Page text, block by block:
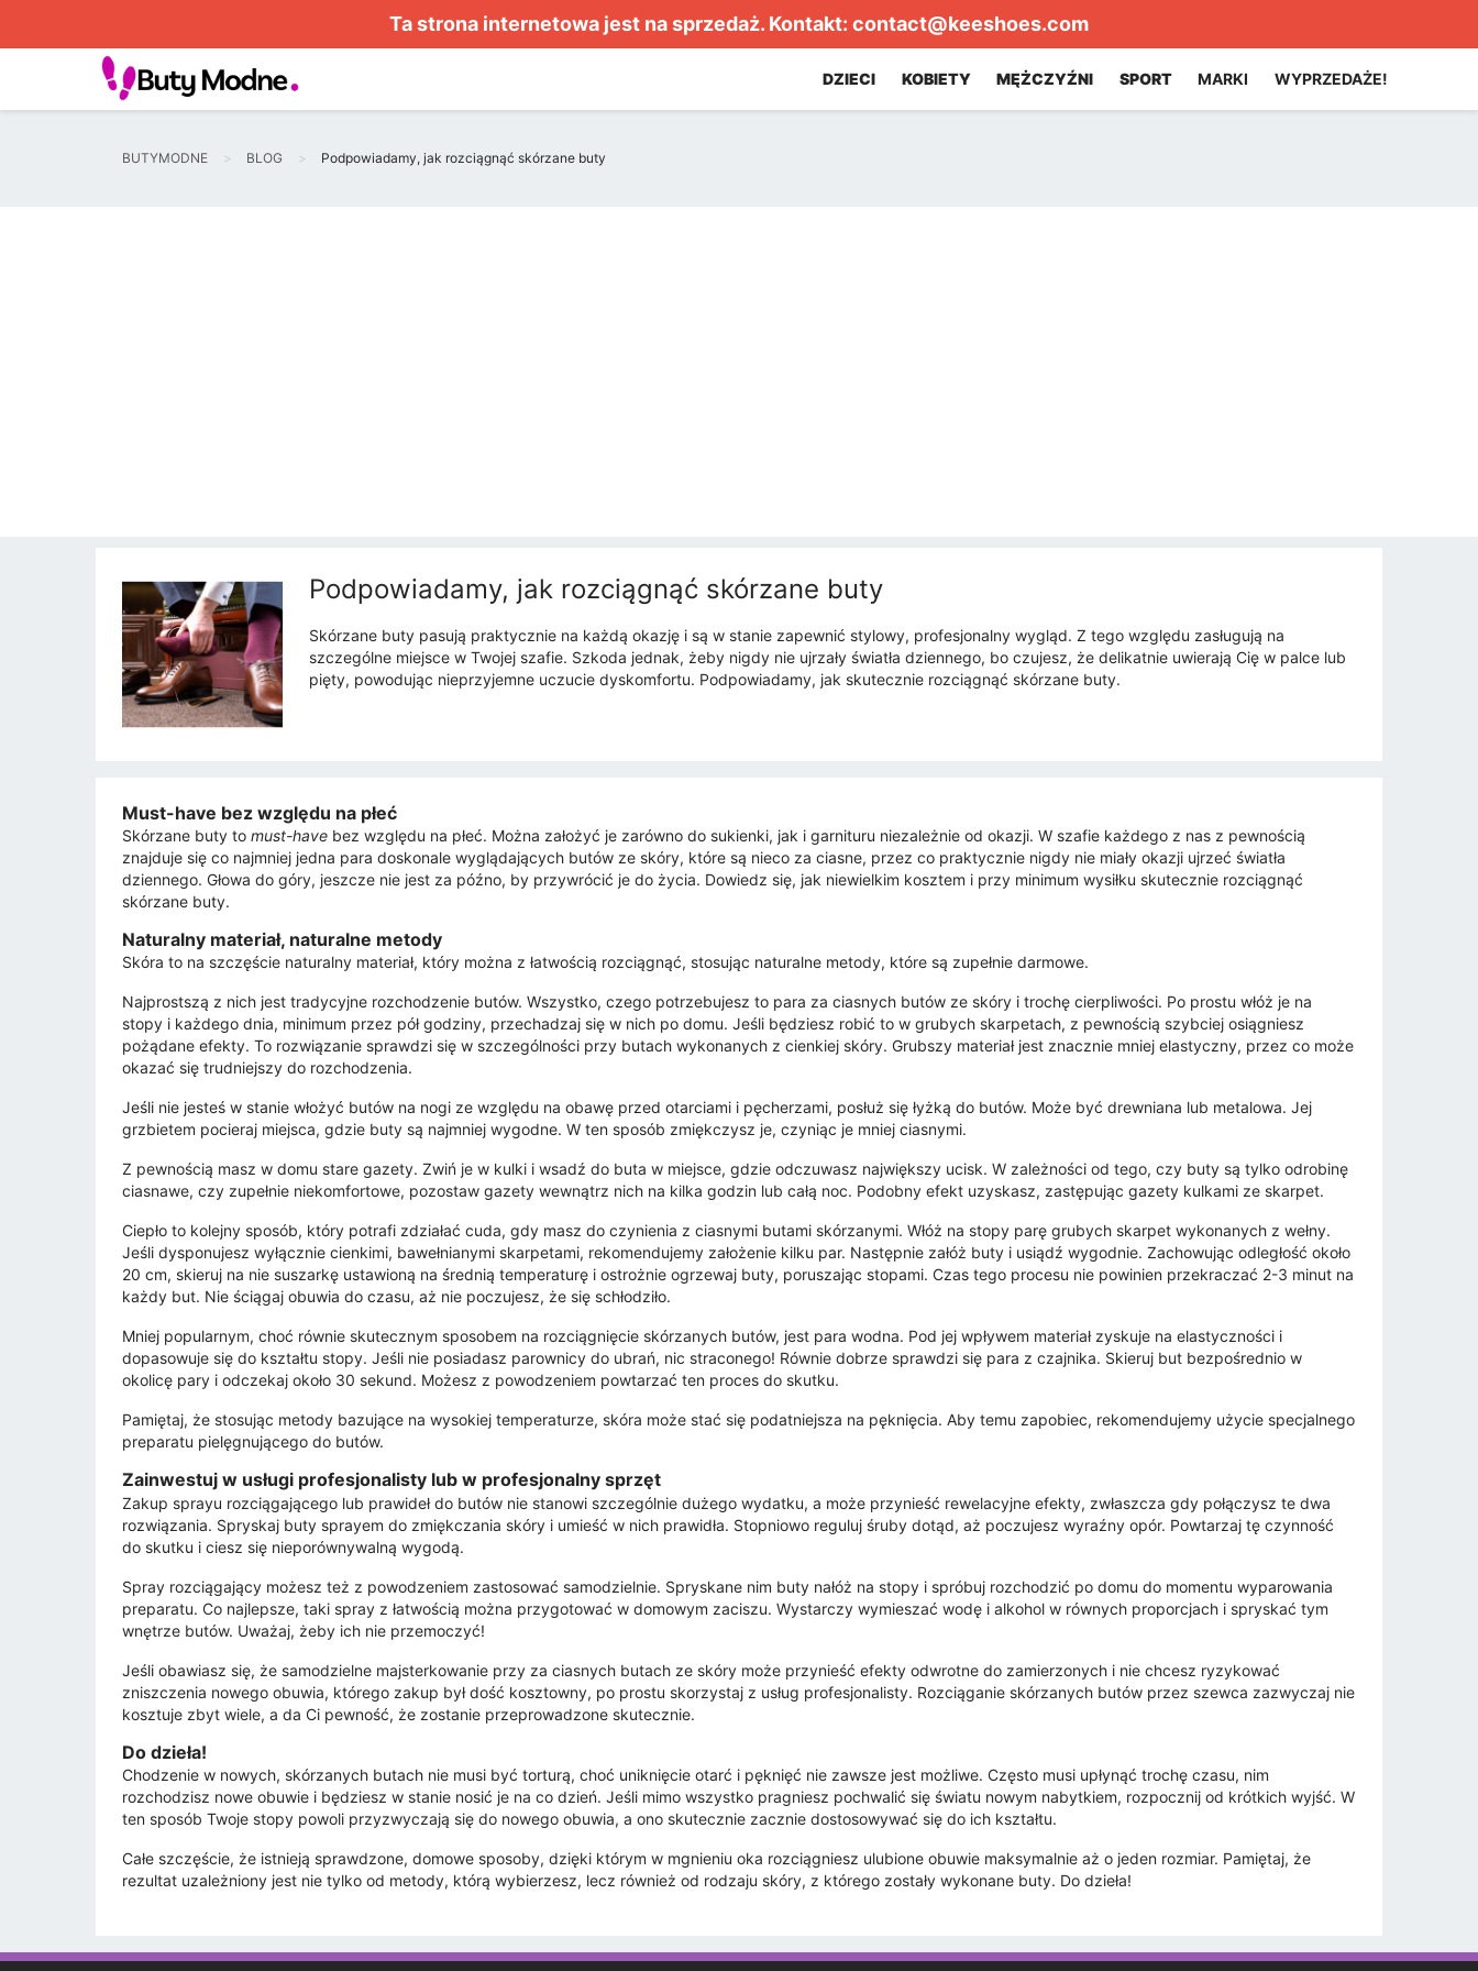
Ta strona internetowa jest na sprzedaż. Kontakt: contact@keeshoes.com
DZIECI KOBIETY MĘŻCZYŹNI SPORT MARKI WYPRZEDAŻE!
BUTYMODNE BLOG Podpowiadamy, jak rozciągnąć skórzane buty
Podpowiadamy, jak rozciągnąć skórzane buty
Skórzane buty pasują praktycznie na każdą okazję i są w stanie zapewnić stylowy, profesjonalny wygląd. Z tego względu zasługują na
szczególne miejsce w Twojej szafie. Szkoda jednak, żeby nigdy nie ujrzały światła dziennego, bo czujesz, że delikatnie uwierają Cię w palce lub
pięty, powodując nieprzyjemne uczucie dyskomfortu. Podpowiadamy, jak skutecznie rozciągnąć skórzane buty.
Must-have bez względu na płeć
Skórzane buty to must-have bez względu na płeć. Można założyć je zarówno do sukienki, jak i garnituru niezależnie od okazji. W szafie każdego z nas z pewnością
znajduje się co najmniej jedna para doskonale wyglądających butów ze skóry, które są nieco za ciasne, przez co praktycznie nigdy nie miały okazji ujrzeć światła
dziennego. Głowa do góry, jeszcze nie jest za późno, by przywrócić je do życia. Dowiedz się, jak niewielkim kosztem i przy minimum wysiłku skutecznie rozciągnąć
skórzane buty.
Naturalny materiał, naturalne metody
Skóra to na szczęście naturalny materiał, który można z łatwością rozciągnąć, stosując naturalne metody, które są zupełnie darmowe.
Najprostszą z nich jest tradycyjne rozchodzenie butów. Wszystko, czego potrzebujesz to para za ciasnych butów ze skóry i trochę cierpliwości. Po prostu włóż je na
stopy i każdego dnia, minimum przez pół godziny, przechadzaj się w nich po domu. Jeśli będziesz robić to w grubych skarpetach, z pewnością szybciej osiągniesz
pożądane efekty. To rozwiązanie sprawdzi się w szczególności przy butach wykonanych z cienkiej skóry. Grubszy materiał jest znacznie mniej elastyczny, przez co może
okazać się trudniejszy do rozchodzenia.
Jeśli nie jesteś w stanie włożyć butów na nogi ze względu na obawę przed otarciami i pęcherzami, posłuż się łyżką do butów. Może być drewniana lub metalowa. Jej
grzbietem pocieraj miejsca, gdzie buty są najmniej wygodne. W ten sposób zmiękczysz je, czyniąc je mniej ciasnymi.
Z pewnością masz w domu stare gazety. Zwiń je w kulki i wsadź do buta w miejsce, gdzie odczuwasz największy ucisk. W zależności od tego, czy buty są tylko odrobinę
ciasnawe, czy zupełnie niekomfortowe, pozostaw gazety wewnątrz nich na kilka godzin lub całą noc. Podobny efekt uzyskasz, zastępując gazety kulkami ze skarpet.
Ciepło to kolejny sposób, który potrafi zdziałać cuda, gdy masz do czynienia z ciasnymi butami skórzanymi. Włóż na stopy parę grubych skarpet wykonanych z wełny.
Jeśli dysponujesz wyłącznie cienkimi, bawełnianymi skarpetami, rekomendujemy założenie kilku par. Następnie załóż buty i usiądź wygodnie. Zachowując odległość około
20 cm, skieruj na nie suszarkę ustawioną na średnią temperaturę i ostrożnie ogrzewaj buty, poruszając stopami. Czas tego procesu nie powinien przekraczać 2-3 minut na
każdy but. Nie ściągaj obuwia do czasu, aż nie poczujesz, że się schłodziło.
Mniej popularnym, choć równie skutecznym sposobem na rozciągnięcie skórzanych butów, jest para wodna. Pod jej wpływem materiał zyskuje na elastyczności i
dopasowuje się do kształtu stopy. Jeśli nie posiadasz parownicy do ubrań, nic straconego! Równie dobrze sprawdzi się para z czajnika. Skieruj but bezpośrednio w
okolicę pary i odczekaj około 30 sekund. Możesz z powodzeniem powtarzać ten proces do skutku.
Pamiętaj, że stosując metody bazujące na wysokiej temperaturze, skóra może stać się podatniejsza na pęknięcia. Aby temu zapobiec, rekomendujemy użycie specjalnego
preparatu pielęgnującego do butów.
Zainwestuj w usługi profesjonalisty lub w profesjonalny sprzęt
Zakup sprayu rozciągającego lub prawideł do butów nie stanowi szczególnie dużego wydatku, a może przynieść rewelacyjne efekty, zwłaszcza gdy połączysz te dwa
rozwiązania. Spryskaj buty sprayem do zmiękczania skóry i umieść w nich prawidła. Stopniowo reguluj śruby dotąd, aż poczujesz wyraźny opór. Powtarzaj tę czynność
do skutku i ciesz się nieporównywalną wygodą.
Spray rozciągający możesz też z powodzeniem zastosować samodzielnie. Spryskane nim buty nałóż na stopy i spróbuj rozchodzić po domu do momentu wyparowania
preparatu. Co najlepsze, taki spray z łatwością można przygotować w domowym zaciszu. Wystarczy wymieszać wodę i alkohol w równych proporcjach i spryskać tym
wnętrze butów. Uważaj, żeby ich nie przemoczyć!
Jeśli obawiasz się, że samodzielne majsterkowanie przy za ciasnych butach ze skóry może przynieść efekty odwrotne do zamierzonych i nie chcesz ryzykować
zniszczenia nowego obuwia, którego zakup był dość kosztowny, po prostu skorzystaj z usług profesjonalisty. Rozciąganie skórzanych butów przez szewca zazwyczaj nie
kosztuje zbyt wiele, a da Ci pewność, że zostanie przeprowadzone skutecznie.
Do dzieła!
Chodzenie w nowych, skórzanych butach nie musi być torturą, choć uniknięcie otarć i pęknięć nie zawsze jest możliwe. Często musi upłynąć trochę czasu, nim
rozchodzisz nowe obuwie i będziesz w stanie nosić je na co dzień. Jeśli mimo wszystko pragniesz pochwalić się światu nowym nabytkiem, rozpocznij od krótkich wyjść. W
ten sposób Twoje stopy powoli przyzwyczają się do nowego obuwia, a ono skutecznie zacznie dostosowywać się do ich kształtu.
Całe szczęście, że istnieją sprawdzone, domowe sposoby, dzięki którym w mgnieniu oka rozciągniesz ulubione obuwie maksymalnie aż o jeden rozmiar. Pamiętaj, że
rezultat uzależniony jest nie tylko od metody, którą wybierzesz, lecz również od rodzaju skóry, z którego zostały wykonane buty. Do dzieła!